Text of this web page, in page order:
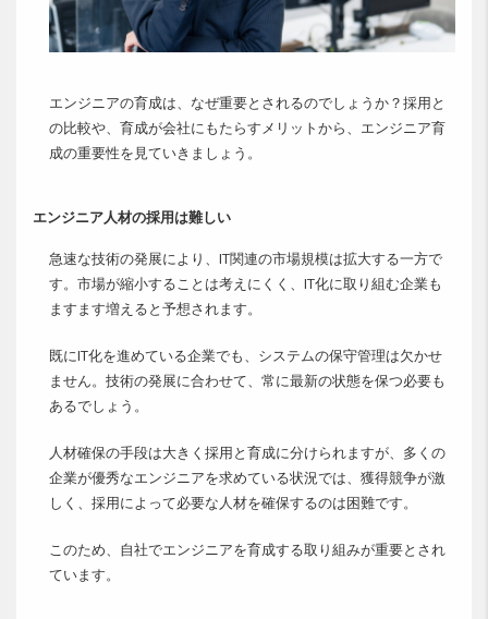
エンジニアの育成は、なぜ重要とされるのでしょうか？採用と
の比較や、育成が会社にもたらすメリットから、エンジニア育
成の重要性を見ていきましょう。
エンジニア人材の採用は難しい
急速な技術の発展により、IT関連の市場規模は拡大する一方で
す。市場が縮小することは考えにくく、IT化に取り組む企業も
ますます増えると予想されます。
既にIT化を進めている企業でも、システムの保守管理は欠かせ
ません。技術の発展に合わせて、常に最新の状態を保つ必要も
あるでしょう。
人材確保の手段は大きく採用と育成に分けられますが、多くの
企業が優秀なエンジニアを求めている状況では、獲得競争が激
しく、採用によって必要な人材を確保するのは困難です。
このため、自社でエンジニアを育成する取り組みが重要とされ
ています。